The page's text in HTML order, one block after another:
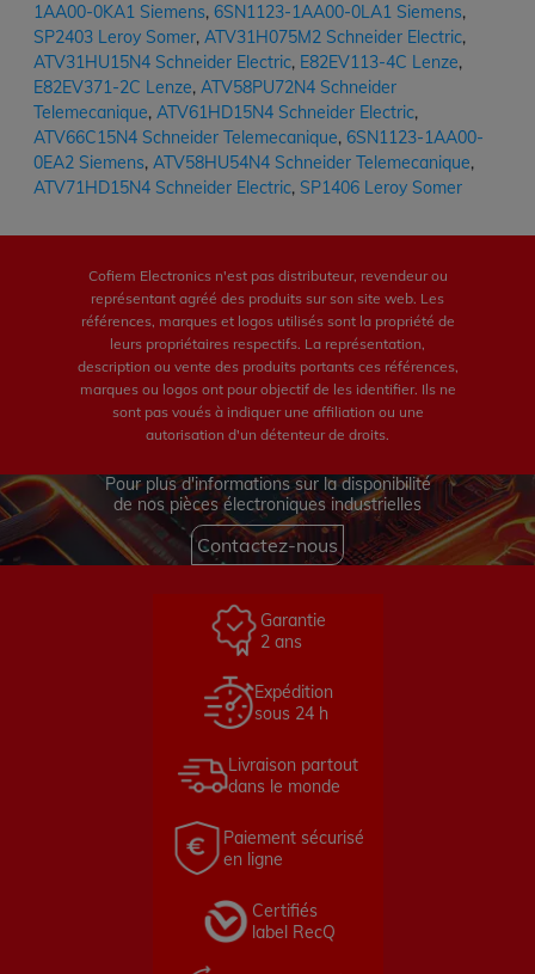
1AA00-0KA1 Siemens, 6SN1123-1AA00-0LA1 Siemens,
SP2403 Leroy Somer, ATV31H075M2 Schneider Electric,
ATV31HU15N4 Schneider Electric, E82EV113-4C Lenze,
E82EV371-2C Lenze, ATV58PU72N4 Schneider
Telemecanique, ATV61HD15N4 Schneider Electric,
ATV66C15N4 Schneider Telemecanique, 6SN1123-1AA00-
0EA2 Siemens, ATV58HU54N4 Schneider Telemecanique,
ATV71HD15N4 Schneider Electric, SP1406 Leroy Somer
Cofiem Electronics n'est pas distributeur, revendeur ou
représentant agréé des produits sur son site web. Les
références, marques et logos utilisés sont la propriété de
leurs propriétaires respectifs. La représentation,
description ou vente des produits portants ces références,
marques ou logos ont pour objectif de les identifier. Ils ne
sont pas voués à indiquer une affiliation ou une
autorisation d'un détenteur de droits.
Pour plus d'informations sur la disponibilité
de nos pièces électroniques industrielles
Contactez-nous
Garantie
2 ans
Expédition
sous 24 h
Livraison partout
dans le monde
Paiement sécurisé
en ligne
Certifiés
label RecQ